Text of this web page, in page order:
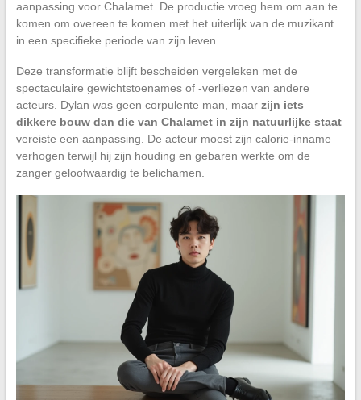
aanpassing voor Chalamet. De productie vroeg hem om aan te
komen om overeen te komen met het uiterlijk van de muzikant
in een specifieke periode van zijn leven.
Deze transformatie blijft bescheiden vergeleken met de
spectaculaire gewichtstoenames of -verliezen van andere
acteurs. Dylan was geen corpulente man, maar zijn iets
dikkere bouw dan die van Chalamet in zijn natuurlijke staat
vereiste een aanpassing. De acteur moest zijn calorie-inname
verhogen terwijl hij zijn houding en gebaren werkte om de
zanger geloofwaardig te belichamen.